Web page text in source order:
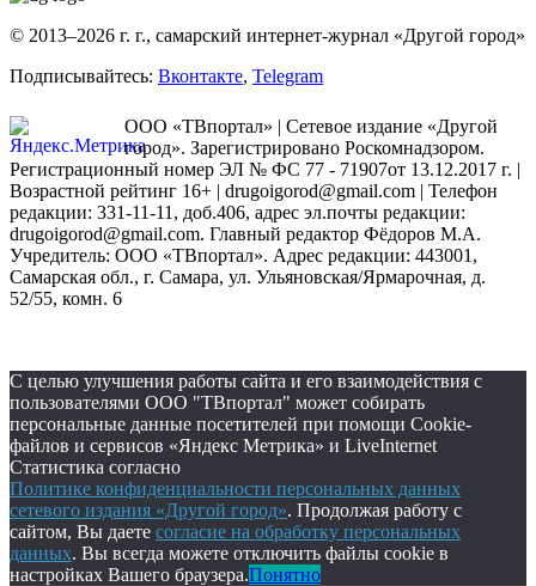
© 2013–2026 г. г., самарский интернет-журнал «Другой город»
Подписывайтесь: Вконтакте, Telegram
ООО «ТВпортал» | Сетевое издание «Другой
город». Зарегистрировано Роскомнадзором.
Регистрационный номер ЭЛ № ФС 77 - 71907от 13.12.2017 г. |
Возрастной рейтинг 16+ | drugoigorod@gmail.com | Телефон
редакции: 331-11-11, доб.406, адрес эл.почты редакции:
drugoigorod@gmail.com. Главный редактор Фёдоров М.А.
Учредитель: ООО «ТВпортал». Адрес редакции: 443001,
Самарская обл., г. Самара, ул. Ульяновская/Ярмарочная, д.
52/55, комн. 6
С целью улучшения работы сайта и его взаимодействия с
пользователями ООО "ТВпортал" может собирать
персональные данные посетителей при помощи Cookie-
файлов и сервисов «Яндекс Метрика» и LiveInternet
Статистика согласно
Политике конфиденциальности персональных данных
сетевого издания «Другой город». Продолжая работу с
сайтом, Вы даете согласие на обработку персональных
данных. Вы всегда можете отключить файлы cookie в
настройках Вашего браузера.Понятно